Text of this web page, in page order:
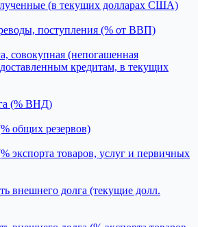
(в текущих долларах США)
поступления (% от ВВП)
совокупная (непогашенная
кредитам, в текущих
(% ВНД)
общих резервов)
экспорта товаров, услуг и первичных
внешнего долга (текущие долл.